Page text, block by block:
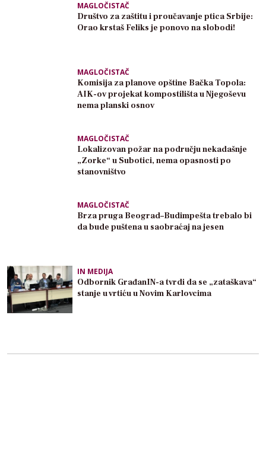
MAGLOČISTAČ
Društvo za zaštitu i proučavanje ptica Srbije:
Orao krstaš Feliks je ponovo na slobodi!
MAGLOČISTAČ
Komisija za planove opštine Bačka Topola:
AIK-ov projekat kompostilišta u Njegoševu
nema planski osnov
MAGLOČISTAČ
Lokalizovan požar na području nekadašnje
„Zorke“ u Subotici, nema opasnosti po
stanovništvo
MAGLOČISTAČ
Brza pruga Beograd–Budimpešta trebalo bi
da bude puštena u saobraćaj na jesen
IN MEDIJA
Odbornik GrađanIN-a tvrdi da se „zataškava“
stanje u vrtiću u Novim Karlovcima